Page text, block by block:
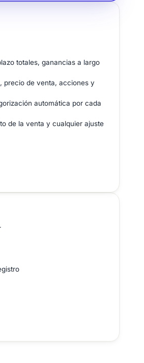
totales, ganancias a largo
precio de venta, acciones y
automática por cada
de la venta y cualquier ajuste